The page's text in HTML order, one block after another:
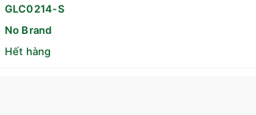
GLC0214-S
No Brand
Hết hàng